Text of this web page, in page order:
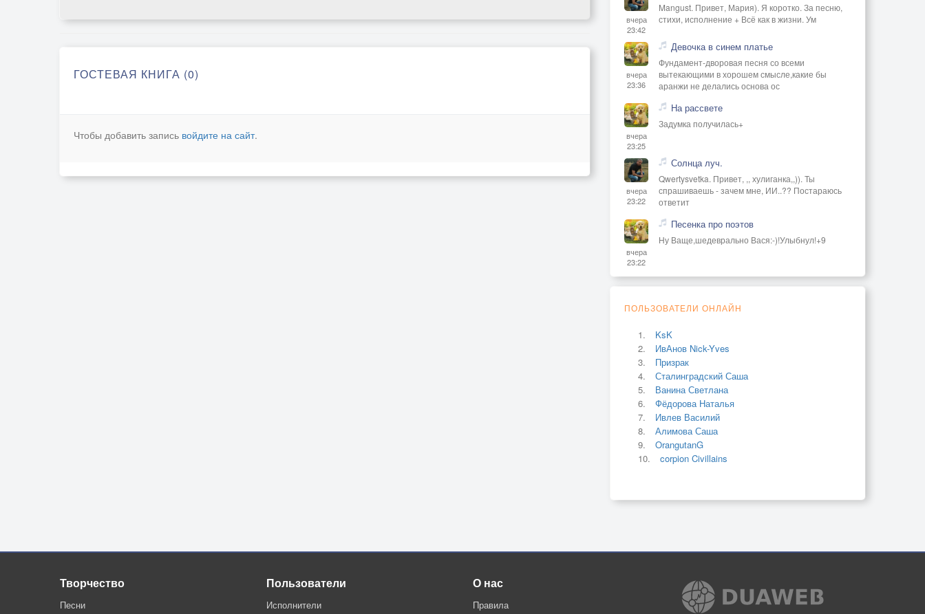
ГОСТЕВАЯ КНИГА (0)
Чтобы добавить запись войдите на сайт.
вчера
23:42
Mangust. Привет, Мария). Я коротко. За песню,
стихи, исполнение + Всё как в жизни. Ум
вчера
23:36
Девочка в синем платье
Фундамент-дворовая песня со всеми
вытекающими в хорошем смысле,какие бы
аранжи не делались основа ос
вчера
23:25
На рассвете
Задумка получилась+
вчера
23:22
Солнца луч.
Qwertysvetka. Привет, ,, хулиганка,,)). Ты
спрашиваешь - зачем мне, ИИ..?? Постараюсь
ответит
вчера
23:22
Песенка про поэтов
Ну Ваще,шедеврально Вася:-)!Улыбнул!+9
ПОЛЬЗОВАТЕЛИ ОНЛАЙН
KsK
ИвАнов Nick-Yves
Призрак
Сталинградский Саша
Ванина Светлана
Фёдорова Наталья
Ивлев Василий
Алимова Саша
OrangutanG
corpion Civillains
Творчество
Песни
Пользователи
Исполнители
О нас
Правила